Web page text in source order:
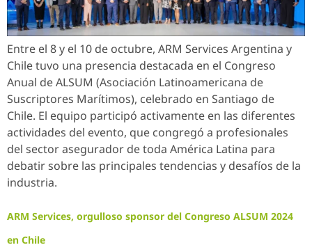
Entre el 8 y el 10 de octubre, ARM Services Argentina y
Chile tuvo una presencia destacada en el Congreso
Anual de ALSUM (Asociación Latinoamericana de
Suscriptores Marítimos), celebrado en Santiago de
Chile. El equipo participó activamente en las diferentes
actividades del evento, que congregó a profesionales
del sector asegurador de toda América Latina para
debatir sobre las principales tendencias y desafíos de la
industria.
ARM Services, orgulloso sponsor del Congreso ALSUM 2024
en Chile